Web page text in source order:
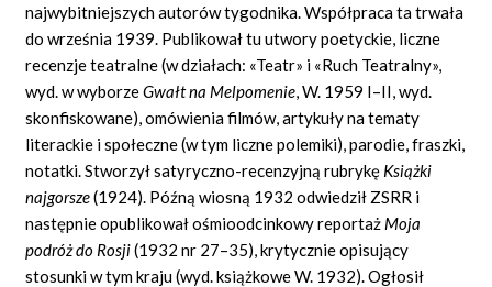
najwybitniejszych autorów tygodnika. Współpraca ta trwała
do września 1939. Publikował tu utwory poetyckie, liczne
recenzje teatralne (w działach: «Teatr» i «Ruch Teatralny»,
wyd. w wyborzeGwałt na Melpomenie,W. 1959 I–II, wyd.
skonfiskowane), omówienia filmów, artykuły na tematy
literackie i społeczne (w tym liczne polemiki), parodie, fraszki,
notatki. Stworzył satyryczno-recenzyjną rubrykę Książki
najgorsze(1924). Późną wiosną 1932 odwiedził ZSRR i
następnie opublikował ośmioodcinkowy reportaż Moja
podróż do Rosji(1932 nr 27–35), krytycznie opisujący
stosunki w tym kraju (wyd. książkowe W. 1932). Ogłosił